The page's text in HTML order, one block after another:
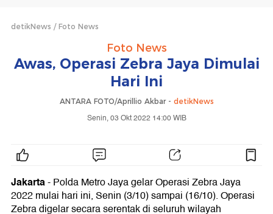
detikNews Foto News
Foto News
Awas, Operasi Zebra Jaya Dimulai
Hari Ini
ANTARA FOTO/Aprillio Akbar - detikNews
Senin, 03 Okt 2022 14:00 WIB
Jakarta- Polda Metro Jaya gelar Operasi Zebra Jaya
2022 mulai hari ini, Senin (3/10) sampai (16/10). Operasi
Zebra digelar secara serentak di seluruh wilayah